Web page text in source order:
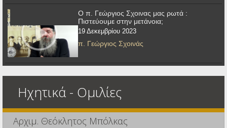
Ο π. Γεώργιος Σχοινας μας ρωτά :
Πιστεύουμε στην μετάνοια;
19 Δεκεμβρίου 2023
π. Γεώργιος Σχοινάς
Ηχητικά - Ομιλίες
Αρχιμ. Θεόκλητος Μπόλκας